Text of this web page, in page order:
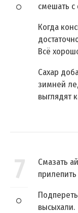
смешать с
Когда
Всё
Сахар
зимней
выглядят
7
Смазать
высыхали.